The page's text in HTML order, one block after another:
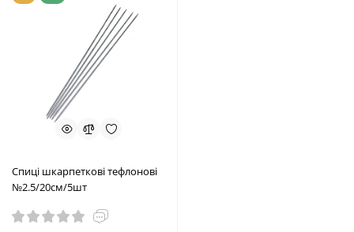
Спиці шкарпеткові тефлонові
№2.5/20см/5шт